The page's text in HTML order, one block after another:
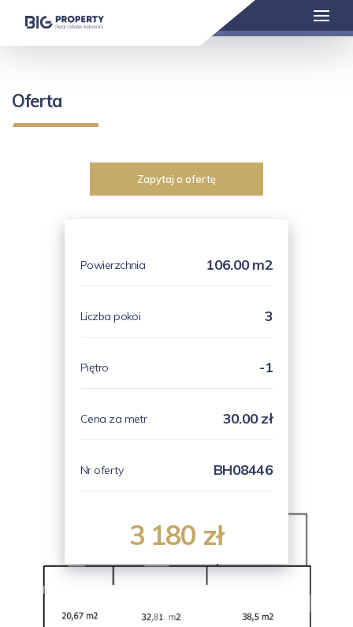
Oferta
Zapytaj o ofertę
Powierzchnia 106.00 m2
Liczba pokoi 3
Piętro -1
Cena za metr 30.00 zł
Nr oferty BH08446
3 180 zł